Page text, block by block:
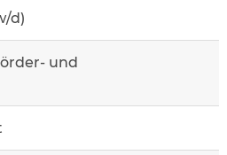
d)
und